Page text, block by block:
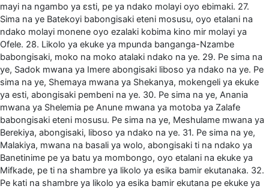
mayi na ngambo ya ɛsti, pe ya ndako molayi oyo ebimaki. 27.
Sima na ye Batekoyi babongisaki eteni mosusu, oyo etalani na
ndako molayi monene oyo ezalaki kobima kino mir molayi ya
Ofele. 28. Likolo ya ekuke ya mpunda banganga-Nzambe
babongisaki, moko na moko atalaki ndako na ye. 29. Pe sima na
ye, Sadok mwana ya Imere abongisaki liboso ya ndako na ye. Pe
sima na ye, Shemaya mwana ya Shekanya, mokengeli ya ekuke
ya esti, abongisaki pembeni na ye. 30. Pe sima na ye, Anania
mwana ya Shelemia pe Anune mwana ya motoba ya Zalafe
babongisaki eteni mosusu. Pe sima na ye, Meshulame mwana ya
Berekiya, abongisaki, liboso ya ndako na ye. 31. Pe sima na ye,
Malakiya, mwana na basali ya wolo, abongisaki ti na ndako ya
Banetinime pe ya batu ya mombongo, oyo etalani na ekuke ya
Mifkade, pe ti na shambre ya likolo ya esika bamir ekutanaka. 32.
Pe kati na shambre ya likolo ya esika bamir ekutana pe ekuke ya